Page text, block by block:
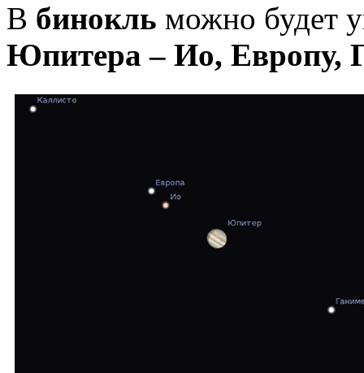
В бинокль можно будет
Юпитера – Ио, Европу,